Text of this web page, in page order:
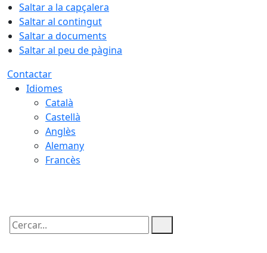
Saltar a la capçalera
Saltar al contingut
Saltar a documents
Saltar al peu de pàgina
Contactar
Idiomes
Català
Castellà
Anglès
Alemany
Francès
Cercar: